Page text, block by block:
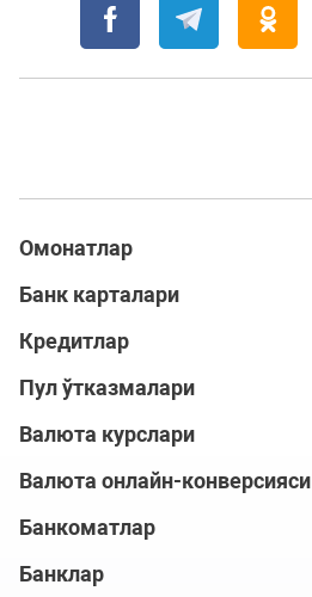
Омонатлар
Банк карталари
Кредитлар
Пул ўтказмалари
Валюта курслари
Валюта онлайн-конверсияси
Банкоматлар
Банклар